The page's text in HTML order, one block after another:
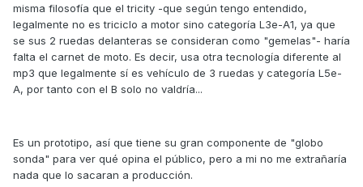
misma filosofía que el tricity -que según tengo entendido,
legalmente no es triciclo a motor sino categoría L3e-A1, ya que
se sus 2 ruedas delanteras se consideran como "gemelas"- haría
falta el carnet de moto. Es decir, usa otra tecnología diferente al
mp3 que legalmente sí es vehículo de 3 ruedas y categoría L5e-
A, por tanto con el B solo no valdría...
Es un prototipo, así que tiene su gran componente de "globo
sonda" para ver qué opina el público, pero a mi no me extrañaría
nada que lo sacaran a producción.